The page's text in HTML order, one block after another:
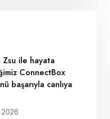
Zsu ile hayata
ConnectBox
başarıyla canlıya
2026